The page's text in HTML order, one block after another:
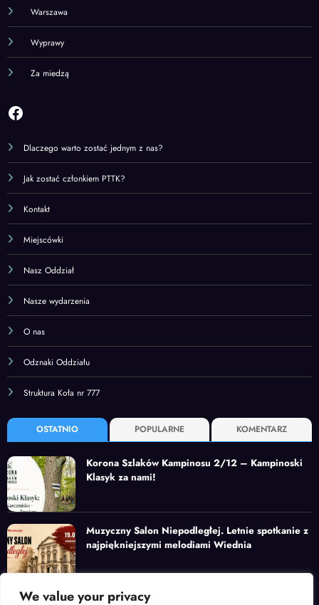
We value your privacy
Warszawa
Wyprawy
Za miedzą
Facebook
Dlaczego warto zostać jednym z nas?
Jak zostać członkiem PTTK?
Kontakt
Miejscówki
Nasz Oddział
Nasze wydarzenia
O nas
Odznaki Oddziału
Struktura Koła nr 777
OSTATNIO POPULARNE KOMENTARZ
Korona Szlaków Kampinosu 2/12 – Kampinoski
Klasyk za nami!
Muzyczny Salon Niepodległej. Letnie spotkanie z
najpiękniejszymi melodiami Wiednia
Korona Szlaków Kampinosu – ruszamy na drugą